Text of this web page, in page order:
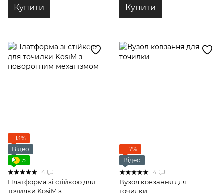
Купити Купити
−13%
Відео
5
4
Платформа зі стійкою для
точилки KosiM з
−17%
Відео
4
Вузол ковзання для
точилки